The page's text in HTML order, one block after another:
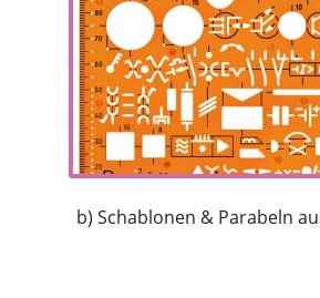
b) Schablonen & Parabeln